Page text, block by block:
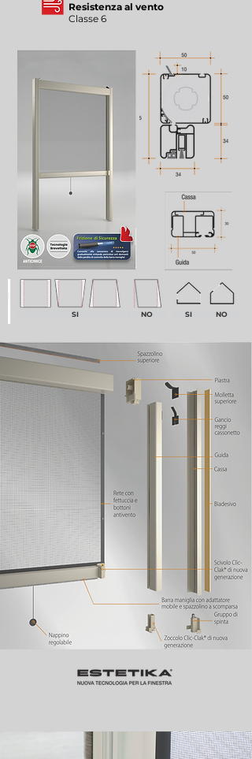
Resistenza al vento
Classe 6
SI SI
NO NO